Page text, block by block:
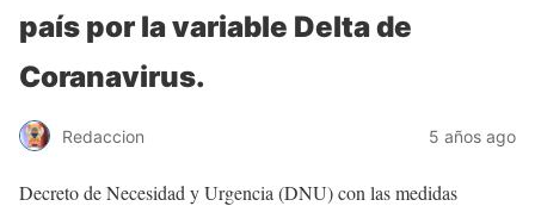
país por la variable Delta de
Coranavirus.
Redaccion 5 años ago
Decreto de Necesidad y Urgencia (DNU) con las medidas